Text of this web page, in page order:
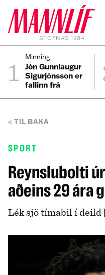
STOFNAÐ 1984
1 Minning
Jón Gunnlaugur
Sigurjónsson er
fallinn frá
TIL BAKA
SPORT
Reynslubolti
aðeins 29 ára
Lék sjö tímabil í deild